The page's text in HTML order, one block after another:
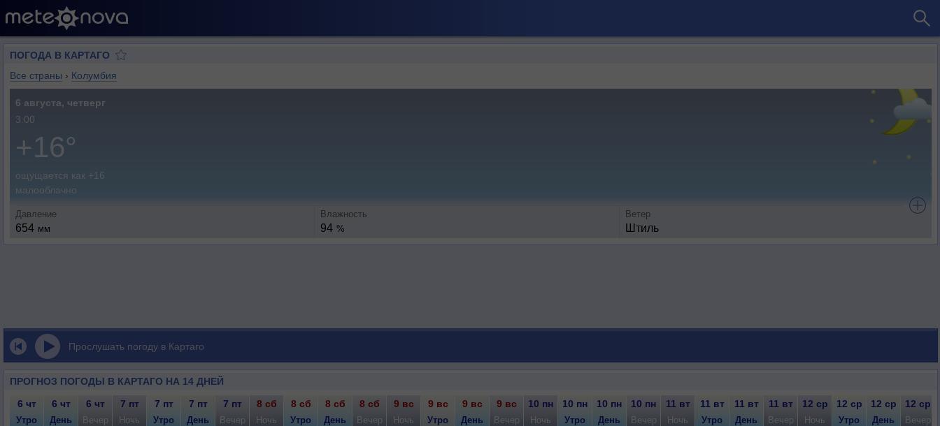
ПОГОДА В КАРТАГО
Все страны › Колумбия
6 августа, четверг
3:00
+16°
ощущается как +16
малооблачно
Давление
654 мм
Влажность
94 %
Ветер
Штиль
Прослушать погоду в Картаго
ПРОГНОЗ ПОГОДЫ В КАРТАГО НА 14 ДНЕЙ
6 чт 6 чт 6 чт 7 пт 7 пт 7 пт 7 пт 8 сб 8 сб 8 сб 8 сб 9 вс 9 вс 9 вс 9 вс 10 пн 10 пн 10 пн 10 пн 11 вт 11 вт 11 вт 11 вт 12 ср 12 ср 12 ср 12 ср
Утро День Вечер Ночь Утро День Вечер Ночь Утро День Вечер Ночь Утро День Вечер Ночь Утро День Вечер Ночь Утро День Вечер Ночь Утро День Вечер